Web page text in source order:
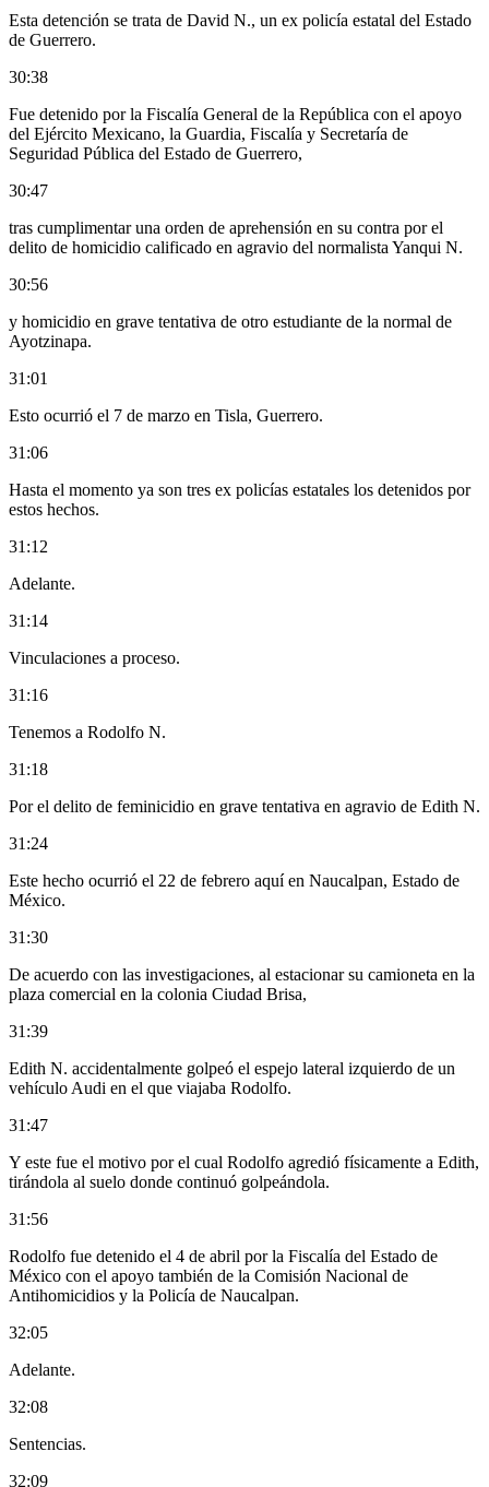
Esta detención se trata de David N., un ex policía estatal del Estado
de Guerrero.
30:38
Fue detenido por la Fiscalía General de la República con el apoyo
del Ejército Mexicano, la Guardia, Fiscalía y Secretaría de
Seguridad Pública del Estado de Guerrero,
30:47
tras cumplimentar una orden de aprehensión en su contra por el
delito de homicidio calificado en agravio del normalista Yanqui N.
30:56
y homicidio en grave tentativa de otro estudiante de la normal de
Ayotzinapa.
31:01
Esto ocurrió el 7 de marzo en Tisla, Guerrero.
31:06
Hasta el momento ya son tres ex policías estatales los detenidos por
estos hechos.
31:12
Adelante.
31:14
Vinculaciones a proceso.
31:16
Tenemos a Rodolfo N.
31:18
Por el delito de feminicidio en grave tentativa en agravio de Edith N.
31:24
Este hecho ocurrió el 22 de febrero aquí en Naucalpan, Estado de
México.
31:30
De acuerdo con las investigaciones, al estacionar su camioneta en la
plaza comercial en la colonia Ciudad Brisa,
31:39
Edith N. accidentalmente golpeó el espejo lateral izquierdo de un
vehículo Audi en el que viajaba Rodolfo.
31:47
Y este fue el motivo por el cual Rodolfo agredió físicamente a Edith,
tirándola al suelo donde continuó golpeándola.
31:56
Rodolfo fue detenido el 4 de abril por la Fiscalía del Estado de
México con el apoyo también de la Comisión Nacional de
Antihomicidios y la Policía de Naucalpan.
32:05
Adelante.
32:08
Sentencias.
32:09